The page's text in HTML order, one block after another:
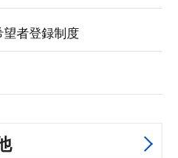
望者登録制度